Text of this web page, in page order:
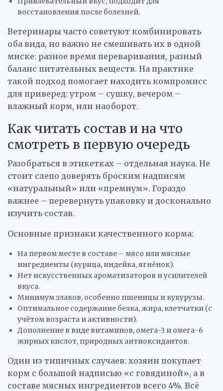
восстановления после болезней.
Ветеринары часто советуют комбинировать
оба вида, но важно не смешивать их в одной
миске: разное время переваривания, разный
баланс питательных веществ. На практике
такой подход помогает находить компромисс
для приверед: утром – сушку, вечером –
влажный корм, или наоборот.
Как читать состав и на что
смотреть в первую очередь
Разобраться в этикетках – отдельная наука. Не
стоит слепо доверять броским надписям
«натуральный» или «премиум». Гораздо
важнее – перевернуть упаковку и досконально
изучить состав.
Основные признаки качественного корма:
На первом месте в составе – мясо или мясные
ингредиенты (курица, индейка, ягнёнок).
Нет искусственных ароматизаторов и усилителей
вкуса.
Минимум злаков, особенно пшеницы и кукурузы.
Оптимальное содержание белка, жира, клетчатки (с
учётом возраста и активности).
Дополнение в виде витаминов, омега-3 и омега-6
жирных кислот, природных антиоксидантов.
Один из типичных случаев: хозяин покупает
корм с большой надписью «с говядиной», а в
составе мясных ингредиентов всего 4%. Всё